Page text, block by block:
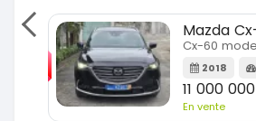
SPÉCIAL Mazda
2018
11 000 000
En vente